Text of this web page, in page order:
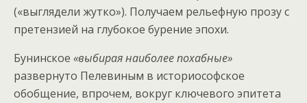
(«выглядели жутко»). Получаем рельефную прозу с
претензией на глубокое бурение эпохи.
Бунинское «выбирая наиболее похабные»
развернуто Пелевиным в историософское
обобщение, впрочем, вокруг ключевого эпитета